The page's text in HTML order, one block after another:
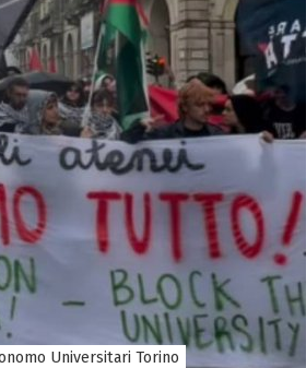
Universitari Torino